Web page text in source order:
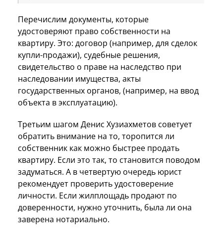
Перечислим документы, которые
удостоверяют право собственности на
квартиру. Это: договор (например, для сделок
купли-продажи), судебные решения,
свидетельство о праве на наследство при
наследовании имущества, акты
государственных органов, (например, на ввод
объекта в эксплуатацию).
Третьим шагом Денис Хузиахметов советует
обратить внимание на то, торопится ли
собственник как можно быстрее продать
квартиру. Если это так, то становится поводом
задуматься. А в четвертую очередь юрист
рекомендует проверить удостоверение
личности. Если жилплощадь продают по
доверенности, нужно уточнить, была ли она
заверена нотариально.